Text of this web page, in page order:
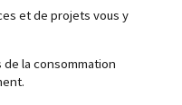
et de projets vous y
la consommation